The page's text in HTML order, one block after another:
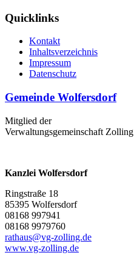
Quicklinks
Kontakt
Inhaltsverzeichnis
Impressum
Datenschutz
Gemeinde Wolfersdorf
Mitglied der
Verwaltungsgemeinschaft Zolling
Kanzlei Wolfersdorf
Ringstraße 18
85395 Wolfersdorf
08168 997941
08168 9979760
rathaus@vg-zolling.de
www.vg-zolling.de